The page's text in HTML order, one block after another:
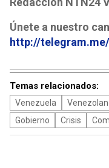
Únete a nuestro
http://
Temas relacionados:
Venezuela
Gobierno
Crisis